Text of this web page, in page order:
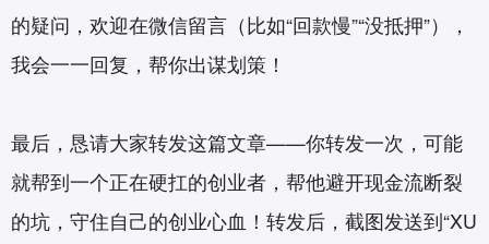
的疑问，欢迎在微信留言（比如“回款慢”“没抵押”），
我会一一回复，帮你出谋划策！
最后，恳请大家转发这篇文章——你转发一次，可能
就帮到一个正在硬扛的创业者，帮他避开现金流断裂
的坑，守住自己的创业心血！转发后，截图发送到“XU